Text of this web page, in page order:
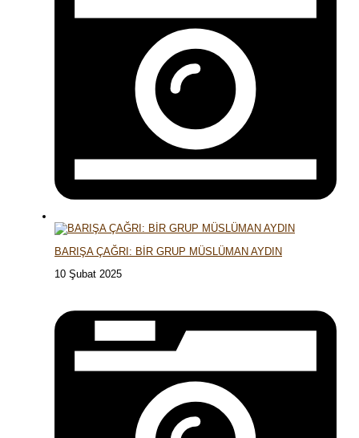
BARIŞA ÇAĞRI: BİR GRUP MÜSLÜMAN AYDIN
10 Şubat 2025